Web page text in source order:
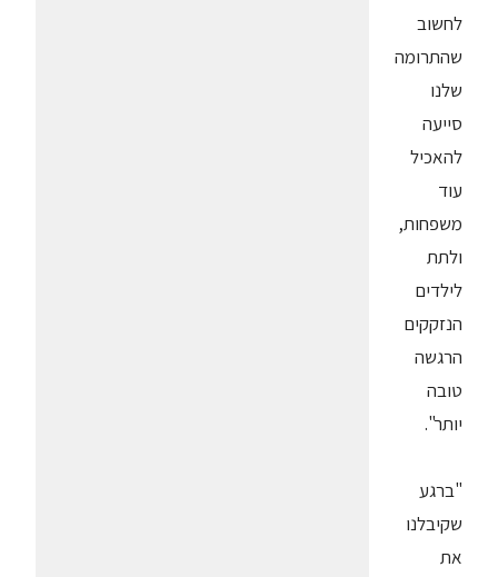
לחשוב
שהתרומה
שלנו
סייעה
להאכיל
עוד
משפחות,
ולתת
לילדים
הנזקקים
הרגשה
טובה
יותר".
"ברגע
שקיבלנו
את